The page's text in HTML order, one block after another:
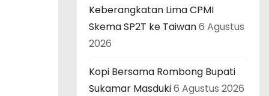
Keberangkatan Lima CPMI
Skema SP2T ke Taiwan6 Agustus
2026
Kopi Bersama Rombong Bupati
Sukamar Masduki6 Agustus 2026